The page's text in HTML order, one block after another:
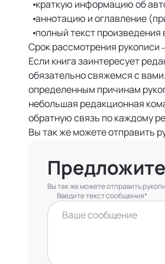
краткую информацию об
аннотацию и оглавление
полный текст произведения
Срок рассмотрения рукописи
Если книга заинтересует
обязательно свяжемся с
определенным причинам
небольшая редакционная
обратную связь по каждому
Вы так же можете отправить
Вы так же можете отправить
Введите текст сообщения*